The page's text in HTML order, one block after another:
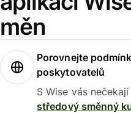
měn
Porovnejte
poskytovatelů
S Wise vás
středový směnný